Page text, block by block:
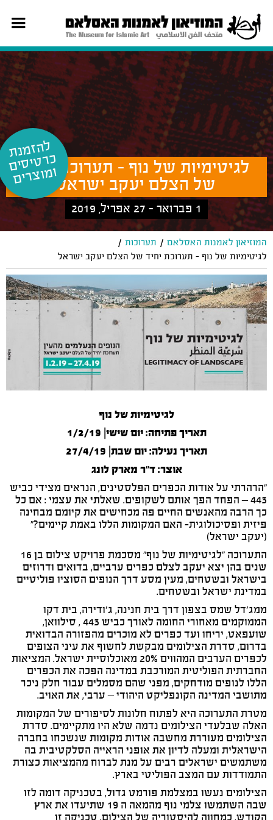
לגיטימיות של נוף - תערוכת יחיד
של הצלם יעקב ישראל
1 פברואר - 27 אפריל, 2019
המוזיאון לאמנות האסלאם / תערוכות /
לגיטימיות של נוף - תערוכת יחיד של הצלם יעקב ישראל
לגיטימיות של נוף
תאריך פתיחה: יום שישי| 1/2/19
תאריך נעילה: יום שבת| 27/4/19
אוצר: ד"ר מארק לונג
"הרהרתי על אודות הכפרים הפלסטינים, הנראים מצידי כביש
443 – הפחד הפך אותם לשקופים. שאלתי את עצמי : אם כל
כך הרבה מהאנשים החיים פה מכחישים את קיומם מבחינה
פיזית ופסיכולוגית- האם המקומות הללו באמת קיימים?"
(יעקב ישראל)
התערוכה "לגיטימיות של נוף" מסכמת פרויקט צילום בן 16
שנים בהן יצא יעקב לצלם כפרים ערביים, בדואים ודרוזים
בישראל ובשטחים, מעין מסע דרך הנופים הסוציו פוליטיים
במדינת ישראל ובשטחים.
ממג'דל שמס בצפון דרך בית חנינה, ג'ודירה, בית דקו
הממוקמים מאחורי החומה לאורך כביש 443 , סילוואן,
שועפאט, יריחו ועד כפרים לא מוכרים מהפזורה הבדואית
בדרום, סדרת הצילומים מבקשת לחשוף את עיני הצופים
לכפרים הערבים המהווים 20% מאוכלוסיית ישראל. המציאות
החברתית הפוליטית המורכבת במדינה הפכה את הכפרים
הללו לנופים מודחקים, מפני שהם מסמלים עבור חלק ניכר
מתושבי המדינה הקונפליקט היהודי – ערבי, את האויב.
מטרת התערוכה היא לפתוח חלונות לסיפורים של המקומות
האלה שבלעדי הצילומים נדמה שלא היו מתקיימים. סדרת
הצילומים מעוררת מחשבה אודות מקומות שנשכחו בחברה
הישראלית ומעלה לדיון את אופני הראייה הסלקטיבית בה
משתמשים ישראלים רבים על מנת לברוח מהמציאות כצורת
התמודדות עם המצב הפוליטי בארץ.
הצילומים נעשו במצלמת פורמט גדול, בטכניקה דומה לזו
שבה השתמשו צלמי נוף מהמאה ה 19 שתיעדו את ארץ
הקודש, כמחווה להיסטוריה של הצילום. טכניקה זו
ל
ה
זמ
נת
כ
רט
יס
ים
ומ
וצ
רים